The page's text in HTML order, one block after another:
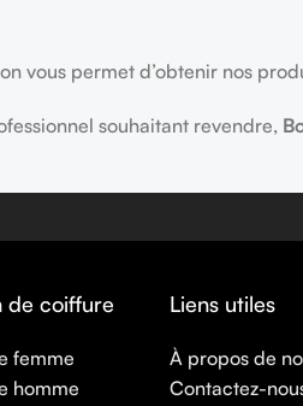
vous permet d’obtenir nos
souhaitant revendre,
de coiffure
femme
homme
Liens utiles
À propos de
Contactez-